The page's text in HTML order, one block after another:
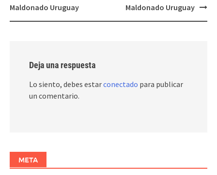
navigation
Maldonado Uruguay
Maldonado Uruguay
Deja una respuesta
Lo siento, debes estarconectado para publicar
un comentario.
META